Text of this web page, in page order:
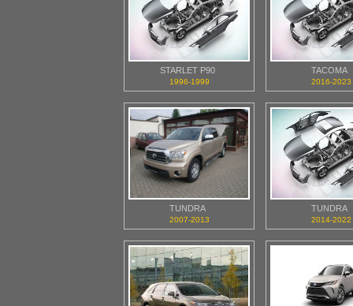
STARLET P90
1996-1999
TACOMA
2016-2023
TUNDRA
2007-2013
TUNDRA
2014-2022